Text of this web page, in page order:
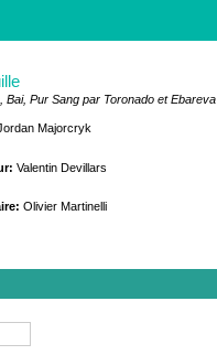
Bai, Pur Sang par Toronado et Ebareva
Majorcryk
Valentin Devillars
Olivier Martinelli